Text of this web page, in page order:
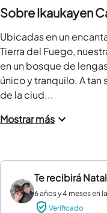
Sobre Ikaukayen
Ubicadas en un
Tierra del Fuego,
en un bosque de
único y tranquilo. A tan
de la ciud...
Mostrar más
Te recibirá
6 años y 4 meses en
Verificado